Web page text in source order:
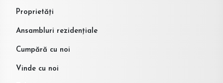
Proprietăți
Ansambluri rezidențiale
Cumpără cu noi
Vinde cu noi